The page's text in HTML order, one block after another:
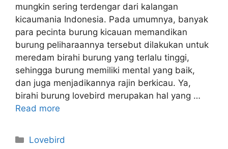
mungkin sering terdengar dari kalangan
kicaumania Indonesia. Pada umumnya, banyak
para pecinta burung kicauan memandikan
burung peliharaannya tersebut dilakukan untuk
meredam birahi burung yang terlalu tinggi,
sehingga burung memiliki mental yang baik,
dan juga menjadikannya rajin berkicau. Ya,
birahi burung lovebird merupakan hal yang …
Read more
Categories
Lovebird